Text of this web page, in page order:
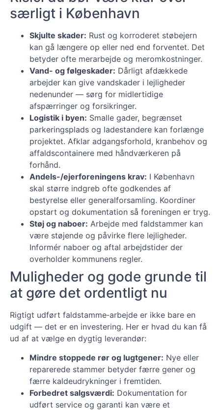
særligt i København
Skjulte skader: Rust og korroderet støbejern
kan gå længere op eller ned end forventet. Det
betyder ofte merarbejde og meromkostninger.
Vand- og følgeskader: Dårligt afdækkede
arbejder kan give vandskader i lejligheder
nedenunder — sørg for midlertidige
afspærringer og forsikringer.
Logistik i byen: Smalle gader, begrænset
parkeringsplads og ladestandere kan forlænge
projektet. Afklar adgangsforhold, kranbehov og
affaldscontainere med håndværkeren på
forhånd.
Andels-/ejerforeningens krav: I København
skal større indgreb ofte godkendes af
bestyrelse eller generalforsamling. Koordiner
opstart og dokumentation så foreningen er tryg.
Støj og naboer: Arbejde med faldstammer kan
være støjende og påvirke flere lejligheder.
Informér naboer og aftal arbejdstider der
overholder kommunens regler.
Muligheder og gode grunde til
at gøre det ordentligt nu
Rigtigt udført faldstamme‑arbejde er ikke bare en
udgift — det er en investering. Her er hvad du kan få
ud af at vælge en dygtig leverandør:
Mindre stoppede rør og lugtgener: Nye eller
reparerede stammer betyder færre gener og
færre kaldeudrykninger i fremtiden.
Forbedret salgsværdi: Dokumentation for
udført service og garanti kan være et